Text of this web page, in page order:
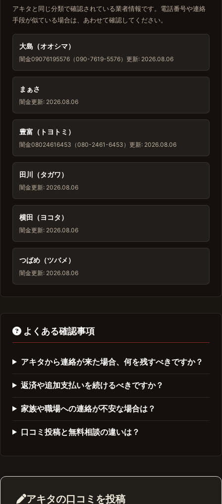
アキタと同じ分類で確認されている業者情報です。電話番号や連絡
手段が似ている場合は、あわせて確認してください。
大島（オオシマ）
闇金09076195576（090-7619-5576） 更新: 2026.08.06
まぁさ
闇金更新: 2026.08.06
豊富（トヨトミ）
闇金08024616453（080-2461-6453） 更新: 2026.08.06
田川（タガワ）
闇金更新: 2026.08.06
横田（ヨコタ）
闇金更新: 2026.08.06
つばめ（ツバメ）
闇金更新: 2026.08.06
よくある確認事項
アキタから連絡が来た場合、何を残すべきですか？
返済や追加支払いを続けるべきですか？
家族や職場への連絡が不安な場合は？
口コミ投稿と無料相談の違いは？
アキタの口コミを投稿